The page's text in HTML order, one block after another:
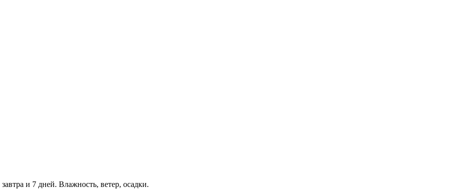
и 7 дней. Влажность, ветер, осадки.